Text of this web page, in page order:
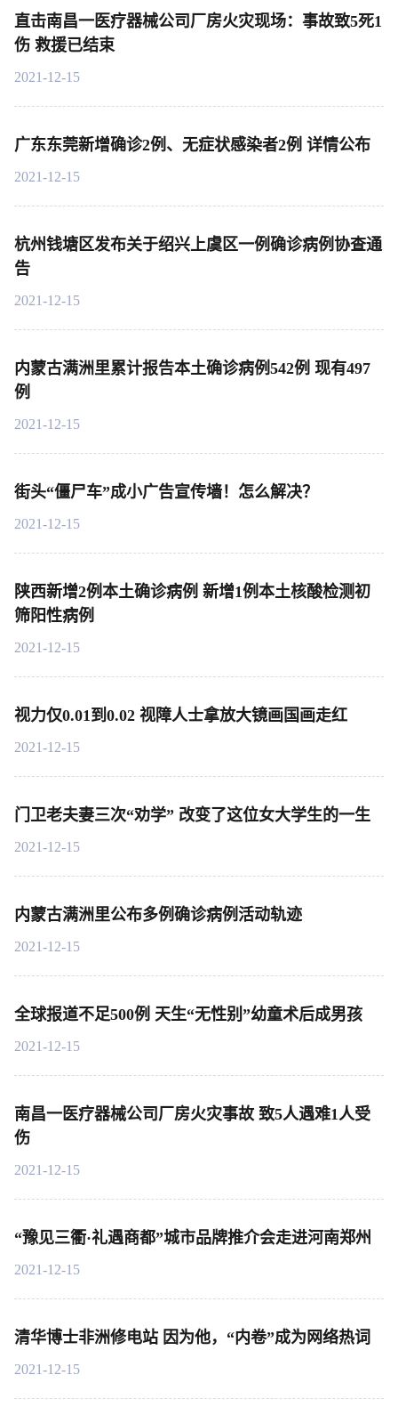
直击南昌一医疗器械公司厂房火灾现场：事故致5死1
伤 救援已结束
2021-12-15
广东东莞新增确诊2例、无症状感染者2例 详情公布
2021-12-15
杭州钱塘区发布关于绍兴上虞区一例确诊病例协查通
告
2021-12-15
内蒙古满洲里累计报告本土确诊病例542例 现有497
例
2021-12-15
街头“僵尸车”成小广告宣传墙！怎么解决？
2021-12-15
陕西新增2例本土确诊病例 新增1例本土核酸检测初
筛阳性病例
2021-12-15
视力仅0.01到0.02 视障人士拿放大镜画国画走红
2021-12-15
门卫老夫妻三次“劝学” 改变了这位女大学生的一生
2021-12-15
内蒙古满洲里公布多例确诊病例活动轨迹
2021-12-15
全球报道不足500例 天生“无性别”幼童术后成男孩
2021-12-15
南昌一医疗器械公司厂房火灾事故 致5人遇难1人受
伤
2021-12-15
“豫见三衢·礼遇商都”城市品牌推介会走进河南郑州
2021-12-15
清华博士非洲修电站 因为他，“内卷”成为网络热词
2021-12-15